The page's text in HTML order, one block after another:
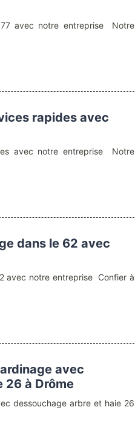
avec notre entreprise Notre
rapides avec
avec notre entreprise Notre
dans le 62 avec
avec notre entreprise Confier à
avec
26 à Drôme
dessouchage arbre et haie 26